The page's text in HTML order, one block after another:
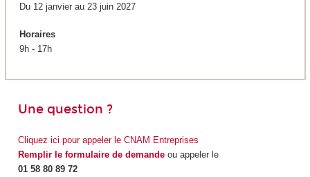
Du 12 janvier au 23 juin 2027
Horaires
9h - 17h
Une question ?
Cliquez ici pour appeler le CNAM Entreprises
Remplir le formulaire de demandeou appeler le
01 58 80 89 72